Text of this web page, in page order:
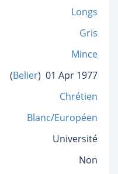
Longs
Gris
Mince
(Belier) 01 Apr 1977
Chrétien
Blanc/Européen
Université
Non